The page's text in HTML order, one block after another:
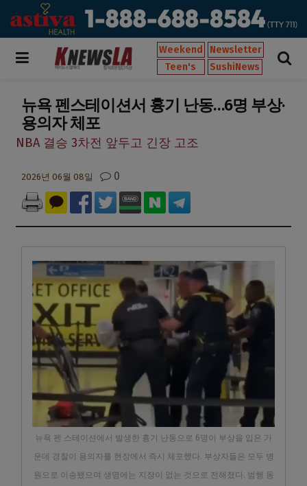
Weekend
Newsletter
Teen's
SushiNews
뉴욕 펜스테이션서 흉기 난동…6명 부상·
용의자 체포
NBA 결승 3차전 앞두고 긴장 고조
2026년 06월 08일 0
뉴욕 펜 스테이션에서 발생한 흉기 난동으로 6명이 부상을 입은 가
운데 경찰이 용의자를 현장에서 즉시 체포했다. 부상자들은 모두 병
원으로 이송됐으며 생명에는 지장이 없는 것으로 전해졌다. 범행 동